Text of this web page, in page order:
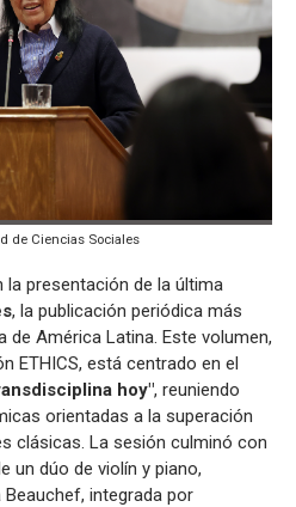
de Ciencias Sociales
presentación de la última
, la publicación periódica más
de América Latina. Este volumen,
ETHICS, está centrado en el
hoy", reuniendo
orientadas a la superación
clásicas. La sesión culminó con
un dúo de violín y piano,
integrada por